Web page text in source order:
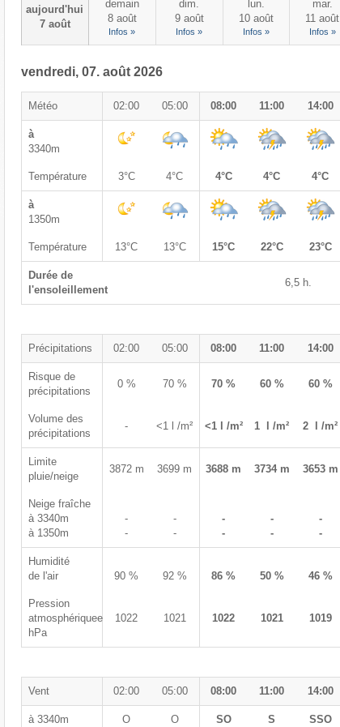
aujourd'hui
7 août
demain
8 août
Infos »
dim.
9 août
Infos »
lun.
10 août
Infos »
mar.
11 août
Infos »
vendredi, 07. août 2026
Météo 02:00 05:00 08:00 11:00 14:00
à
3340m
Température 3°C 4°C 4°C 4°C 4°C
à
1350m
Température 13°C 13°C 15°C 22°C 23°C
Durée de
l'ensoleillement
6,5 h.
Précipitations 02:00 05:00 08:00 11:00 14:00
Risque de
précipitations
0 % 70 % 70 % 60 % 60 %
Volume des
précipitations
- <1 l /m² <1 l /m² 1 l /m² 2 l /m²
Limite
pluie/neige
3872 m 3699 m 3688 m 3734 m 3653 m
Neige fraîche
à 3340m
à 1350m
-
-
-
-
-
-
-
-
-
-
Humidité
de l'air
90 % 92 % 86 % 50 % 46 %
Pression
atmosphériquee
hPa
1022 1021 1022 1021 1019
Vent 02:00 05:00 08:00 11:00 14:00
à 3340m
O
O
SO
S
SSO